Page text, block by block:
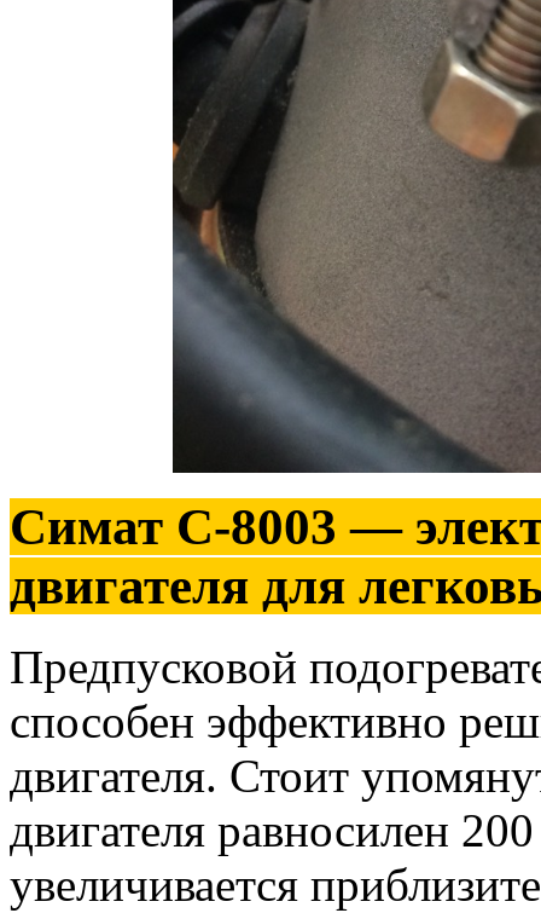
Симат С-8003 —
двигателя для
Предпусковой
способен эффективно
двигателя. Стоит
двигателя равносилен
увеличивается